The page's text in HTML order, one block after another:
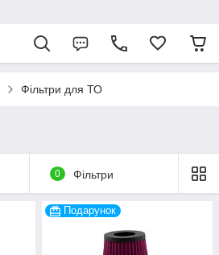
Фільтри для ТО
0 Фільтри
Подарунок